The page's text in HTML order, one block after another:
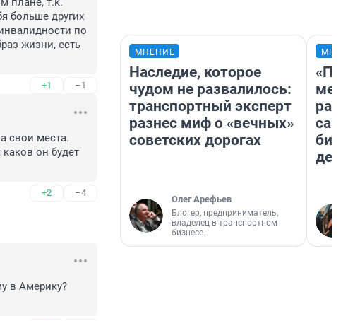
больше других
по
жизни, есть
+1 –1
свои места.
он будет
+2 –4
в Америку?
МНЕНИЕ
Наследие, которое
чудом не развалилось:
транспортный эксперт
разнес миф о «вечных»
советских дорогах
Олег Арефьев
Блогер, предприниматель,
владелец в транспортном
бизнесе